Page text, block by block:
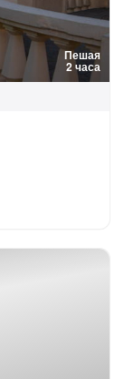
Пешая
2 часа